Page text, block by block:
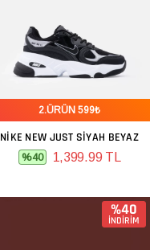
2.ÜRÜN 599₺
NIKE NEW JUST SIYAH BEYAZ
%40 1,399.99 TL
%40
İNDİRİM